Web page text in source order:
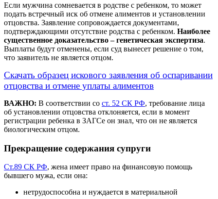
Если мужчина сомневается в родстве с ребенком, то может
подать встречный иск об отмене алиментов и установлении
отцовства. Заявление сопровождается документами,
подтверждающими отсутствие родства с ребенком. Наиболее
существенное доказательство – генетическая экспертиза.
Выплаты будут отменены, если суд вынесет решение о том,
что заявитель не является отцом.
Скачать образец искового заявления об оспаривании
отцовства и отмене уплаты алиментов
ВАЖНО: В соответствии со ст. 52 СК РФ, требование лица
об установлении отцовства отклоняется, если в момент
регистрации ребенка в ЗАГСе он знал, что он не является
биологическим отцом.
Прекращение содержания супруги
Ст.89 СК РФ, жена имеет право на финансовую помощь
бывшего мужа, если она:
нетрудоспособна и нуждается в материальной